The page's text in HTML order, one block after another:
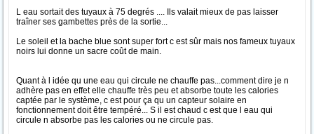
L eau sortait des tuyaux à 75 degrés .... Ils valait mieux de pas laisser
traîner ses gambettes près de la sortie...
Le soleil et la bache blue sont super fort c est sûr mais nos fameux tuyaux
noirs lui donne un sacre coût de main.
Quant à l idée qu une eau qui circule ne chauffe pas...comment dire je n
adhère pas en effet elle chauffe très peu et absorbe toute les calories
captée par le système, c est pour ça qu un capteur solaire en
fonctionnement doit être tempéré... S il est chaud c est que l eau qui
circule n absorbe pas les calories ou ne circule pas.